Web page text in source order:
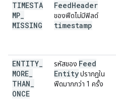
TIMESTA
MP
MISSING
FeedHeader
ของฟีดไม่มีฟิลด์
timestamp
ENTITY
MORE
THAN
ONCE
รหัสของ Feed
Entityปรากฏใน
ฟีดมากกว่า 1 ครั้ง